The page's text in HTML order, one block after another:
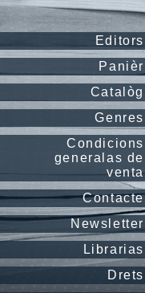
Editors
Panièr
Catalòg
Genres
Condicions
generalas de
venta
Contacte
Newsletter
Librarias
Drets